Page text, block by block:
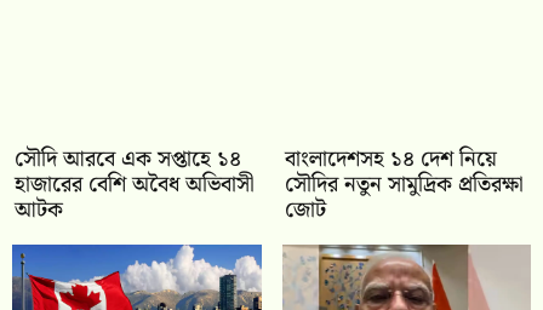
সৌদি আরবে এক সপ্তাহে ১৪
হাজারের বেশি অবৈধ অভিবাসী
আটক
বাংলাদেশসহ ১৪ দেশ নিয়ে
সৌদির নতুন সামুদ্রিক প্রতিরক্ষা
জোট